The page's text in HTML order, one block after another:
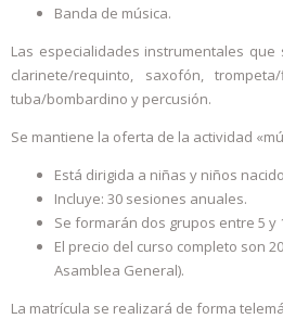
Banda de música.
Las especialidades instrumentales
clarinete/requinto, saxofón,
tuba/bombardino y percusión.
Se mantiene la oferta de la actividad
Está dirigida a niñas y niños
Incluye: 30 sesiones anuales.
Se formarán dos grupos entre 5 y
El precio del curso completo son
Asamblea General).
La matrícula se realizará de forma